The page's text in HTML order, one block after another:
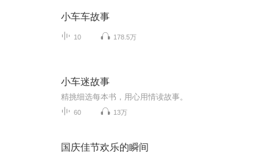
小车车故事
10 178.5万
小车迷故事
精挑细选每本书，用心用情读故事。
60 13万
国庆佳节欢乐的瞬间